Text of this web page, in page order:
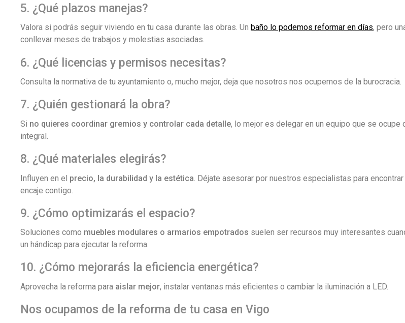
5. ¿Qué plazos manejas?
Valora si podrás seguir viviendo en tu casa durante las obras. Un baño lo podemos reformar en días, pero
conllevar meses de trabajos y molestias asociadas.
6. ¿Qué licencias y permisos necesitas?
Consulta la normativa de tu ayuntamiento o, mucho mejor, deja que nosotros nos ocupemos de la burocracia.
7. ¿Quién gestionará la obra?
Si no quieres coordinar gremios y controlar cada detalle, lo mejor es delegar en un equipo que se ocupe
integral.
8. ¿Qué materiales elegirás?
Influyen en el precio, la durabilidad y la estética . Déjate asesorar por nuestros especialistas para
encaje contigo.
9. ¿Cómo optimizarás el espacio?
Soluciones como muebles modulares o armarios empotrados suelen ser recursos muy interesantes
un hándicap para ejecutar la reforma.
10. ¿Cómo mejorarás la eficiencia energética?
Aprovecha la reforma para aislar mejor, instalar ventanas más eficientes o cambiar la iluminación a LED.
Nos ocupamos de la reforma de tu casa en Vigo